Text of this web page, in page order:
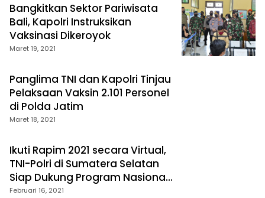
Bangkitkan Sektor Pariwisata
Bali, Kapolri Instruksikan
Vaksinasi Dikeroyok
Maret 19, 2021
Panglima TNI dan Kapolri Tinjau
Pelaksaan Vaksin 2.101 Personel
di Polda Jatim
Maret 18, 2021
Ikuti Rapim 2021 secara Virtual,
TNI-Polri di Sumatera Selatan
Siap Dukung Program Nasional
Pemerintah
Februari 16, 2021